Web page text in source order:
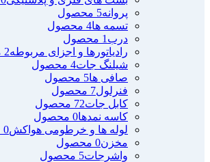
پروانه5 محصول
تسمه ها4 محصول
درب 1 محصول
رادیاتورها و اجزای مربوطه2 محصول
شیلنگ جات4 محصول
صافی ها5 محصول
فنرلول7 محصول
کابل جات72 محصول
کاسه نمدها0 محصول
لوله ها و خرطومی هواکش0 محصول
مخزن0 محصول
واشرجات5 محصول